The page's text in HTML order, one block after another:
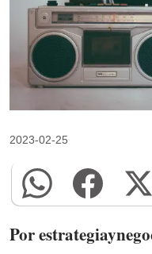
2023-02-25
Por